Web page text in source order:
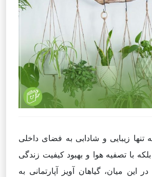
تنها زیبایی و شادابی به فضای داخلی
با تصفیه هوا و بهبود کیفیت زندگی
این میان، گیاهان آویز آپارتمانی به